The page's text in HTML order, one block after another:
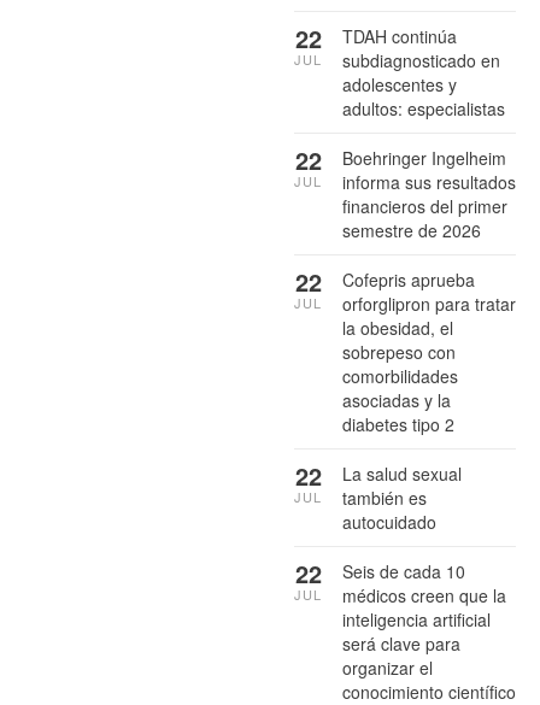
TDAH continúa
subdiagnosticado en
adolescentes y
adultos: especialistas
22
JUL
Boehringer Ingelheim
informa sus resultados
financieros del primer
semestre de 2026
22
JUL
Cofepris aprueba
orforglipron para tratar
la obesidad, el
sobrepeso con
comorbilidades
asociadas y la
diabetes tipo 2
22
JUL
La salud sexual
también es
autocuidado
22
JUL
Seis de cada 10
médicos creen que la
inteligencia artificial
será clave para
organizar el
conocimiento científico
22
JUL